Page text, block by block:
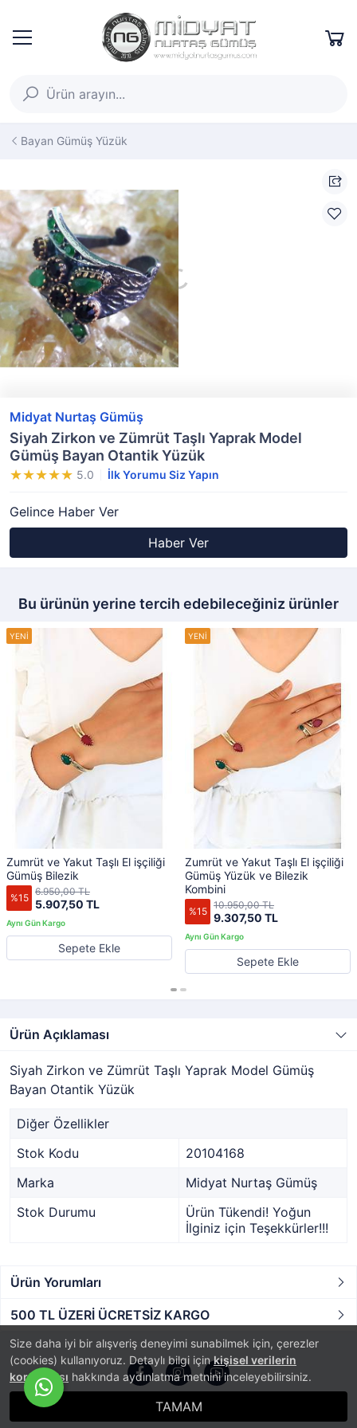
Size daha iyi bir alışveriş deneyimi sunabilmek için, çerezler
(cookies) kullanıyoruz. Detaylı bilgi içinkişisel verilerin
korunması hakkında aydınlatma metnini inceleyebilirsiniz.
TAMAM
Bayan Gümüş Yüzük
Midyat Nurtaş Gümüş
Siyah Zirkon ve Zümrüt Taşlı Yaprak Model
Gümüş Bayan Otantik Yüzük
5.0 İlk Yorumu Siz Yapın
Gelince Haber Ver
Haber Ver
Bu ürünün yerine tercih edebileceğiniz ürünler
Zumrüt ve Yakut Taşlı El işçiliği
Gümüş Bilezik
%15 5.907,50 TL
6.950,00 TL
Sepete Ekle
Zumrüt ve Yakut Taşlı El işçiliği
Gümüş Yüzük ve Bilezik
Kombini
%15 9.307,50 TL
10.950,00 TL
Sepete Ekle
Ürün Açıklaması
Siyah Zirkon ve Zümrüt Taşlı Yaprak Model Gümüş
Bayan Otantik Yüzük
Diğer Özellikler
Stok Kodu
20104168
Marka
Midyat Nurtaş Gümüş
Stok Durumu
Ürün Tükendi! Yoğun
İlginiz için Teşekkürler!!!
Ürün Yorumları
500 TL ÜZERİ ÜCRETSİZ KARGO
E-Ticaret Sistemi